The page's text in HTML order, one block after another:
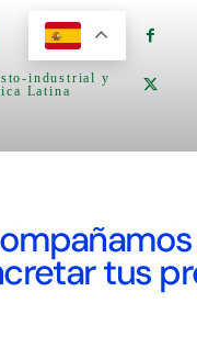
industrial y
Latina